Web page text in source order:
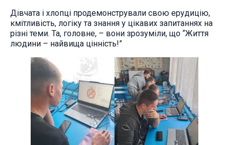
Дівчата і хлопці продемонстрували свою ерудицію,
кмітливість, логіку та знання у цікавих запитаннях на
різні теми. Та, головне, – вони зрозуміли, що “Життя
людини – найвища цінність!”